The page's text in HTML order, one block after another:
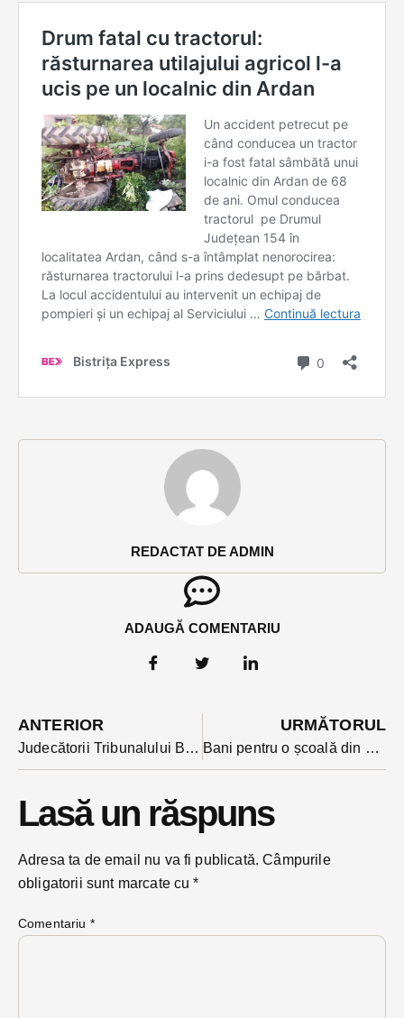
REDACTAT DE ADMIN
ADAUGĂ COMENTARIU
ANTERIOR
Judecătorii Tribunalului BN nu renunță la protest. Ce se va întâmpla în fiecare complet din 10 ianuarie
URMĂTORUL
Bani pentru o școală din Bistrița-Năsăud obținuți de un deputat la votul pentru bugetul pe 2024. Școala s-a dotat cu pompe de caldura dar nu avea energie instalată să le pună în funcțiune
Lasă un răspuns
Adresa ta de email nu va fi publicată. Câmpurile
obligatorii sunt marcate cu*
Comentariu *